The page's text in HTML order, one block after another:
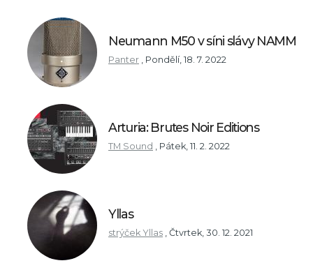
Neumann M50 v síni slávy NAMM
Panter , Pondělí, 18. 7. 2022
Arturia: Brutes Noir Editions
TM Sound , Pátek, 11. 2. 2022
Yllas
strýček Yllas , Čtvrtek, 30. 12. 2021